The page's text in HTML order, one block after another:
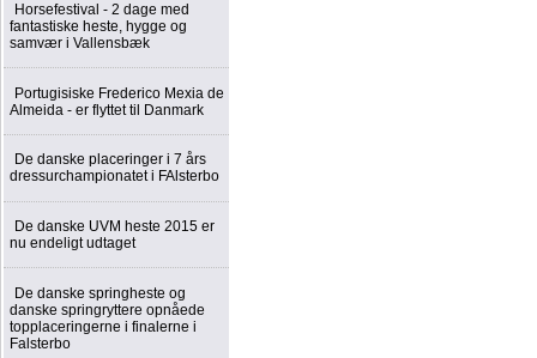
Horsefestival - 2 dage med
fantastiske heste, hygge og
samvær i Vallensbæk
Portugisiske Frederico Mexia de
Almeida - er flyttet til Danmark
De danske placeringer i 7 års
dressurchampionatet i FAlsterbo
De danske UVM heste 2015 er
nu endeligt udtaget
De danske springheste og
danske springryttere opnåede
topplaceringerne i finalerne i
Falsterbo